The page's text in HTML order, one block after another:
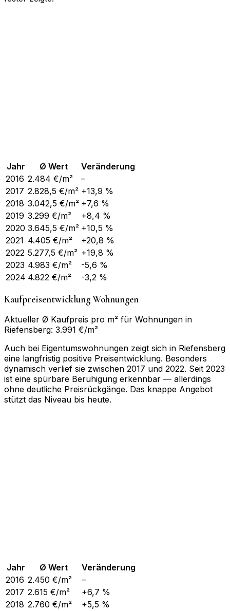
Jahr Ø Wert
Veränderung
2016 2.484 €/m²
–
2017 2.828,5 €/m² +13,9 %
2018 3.042,5 €/m² +7,6 %
2019 3.299 €/m²
+8,4 %
2020 3.645,5 €/m² +10,5 %
2021 4.405 €/m²
+20,8 %
2022 5.277,5 €/m² +19,8 %
2023 4.983 €/m²
-5,6 %
2024 4.822 €/m² -3,2 %
Kaufpreisentwicklung Wohnungen
Aktueller Ø Kaufpreis pro m² für Wohnungen in
Riefensberg: 3.991 €/m²
Auch bei Eigentumswohnungen zeigt sich in Riefensberg
eine langfristig positive Preisentwicklung. Besonders
dynamisch verlief sie zwischen 2017 und 2022. Seit 2023
ist eine spürbare Beruhigung erkennbar — allerdings
ohne deutliche Preisrückgänge. Das knappe Angebot
stützt das Niveau bis heute.
Jahr Ø Wert
Veränderung
2016 2.450 €/m²
–
2017 2.615 €/m²
+6,7 %
2018 2.760 €/m²
+5,5 %